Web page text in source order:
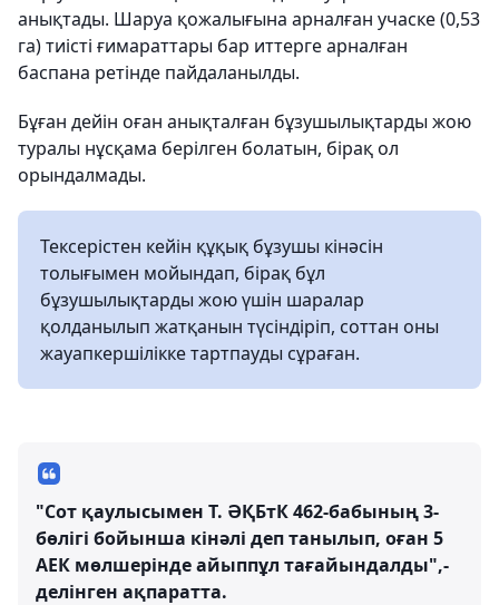
анықтады. Шаруа қожалығына арналған учаске (0,53
га) тиісті ғимараттары бар иттерге арналған
баспана ретінде пайдаланылды.
Бұған дейін оған анықталған бұзушылықтарды жою
туралы нұсқама берілген болатын, бірақ ол
орындалмады.
Тексерістен кейін құқық бұзушы кінәсін
толығымен мойындап, бірақ бұл
бұзушылықтарды жою үшін шаралар
қолданылып жатқанын түсіндіріп, соттан оны
жауапкершілікке тартпауды сұраған.
"Сот қаулысымен Т. ӘҚБтК 462-бабының 3-
бөлігі бойынша кінәлі деп танылып, оған 5
АЕК мөлшерінде айыппұл тағайындалды",-
делінген ақпаратта.